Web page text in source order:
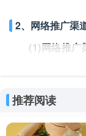
2、网络推广渠
(1)网络推广
第1类：针
索渠道百度、
流量平台的内置
抖音等。
推荐阅读